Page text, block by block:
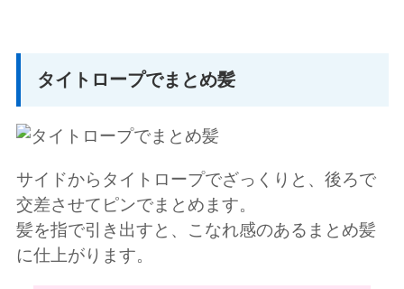
タイトロープでまとめ髪
サイドからタイトロープでざっくりと、後ろで
交差させてピンでまとめます。
髪を指で引き出すと、こなれ感のあるまとめ髪
に仕上がります。